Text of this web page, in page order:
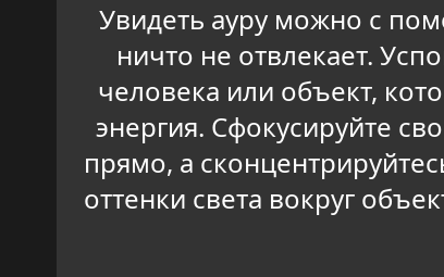
Увидеть ауру можно с
ничто не отвлекает.
человека или объект,
энергия. Сфокусируйте
прямо, а
оттенки света вокруг